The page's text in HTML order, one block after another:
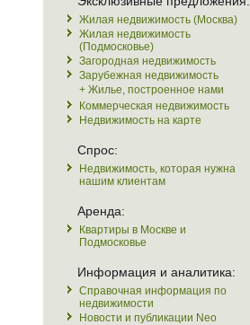
Жилая недвижимость (Москва)
Жилая недвижимость
(Подмосковье)
Загородная недвижимость
Зарубежная недвижимость
+ Жилье, построенное нами
Коммерческая недвижимость
Недвижимость на карте
Спрос:
Недвижимость, которая нужна
нашим клиентам
Аренда:
Квартиры в Москве и
Подмосковье
Информация и аналитика:
Справочная информация по
недвижимости
Новости и публикации Neo